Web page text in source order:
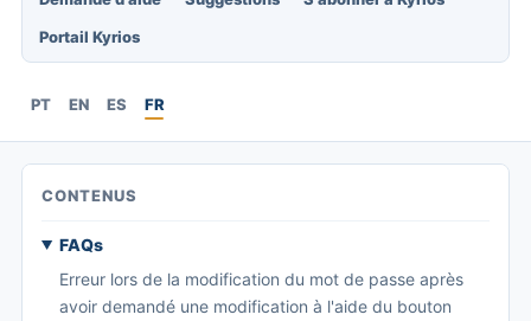
Portail Kyrios
PT EN ES FR
CONTENUS
FAQs
Erreur lors de la modification du mot de passe après
avoir demandé une modification à l'aide du bouton